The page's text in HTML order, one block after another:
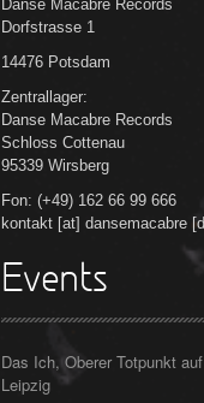
Danse Macabre Records
Dorfstrasse 1
14476 Potsdam
Zentrallager:
Danse Macabre Records
Schloss Cottenau
95339 Wirsberg
Fon: (+49) 162 66 99 666
kontakt [at] dansemacabre
Events
Das Ich, Oberer Totpunkt
Leipzig